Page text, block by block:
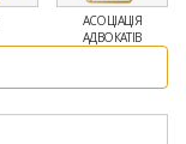
АСОЦІАЦІЯ
АДВОКАТІВ